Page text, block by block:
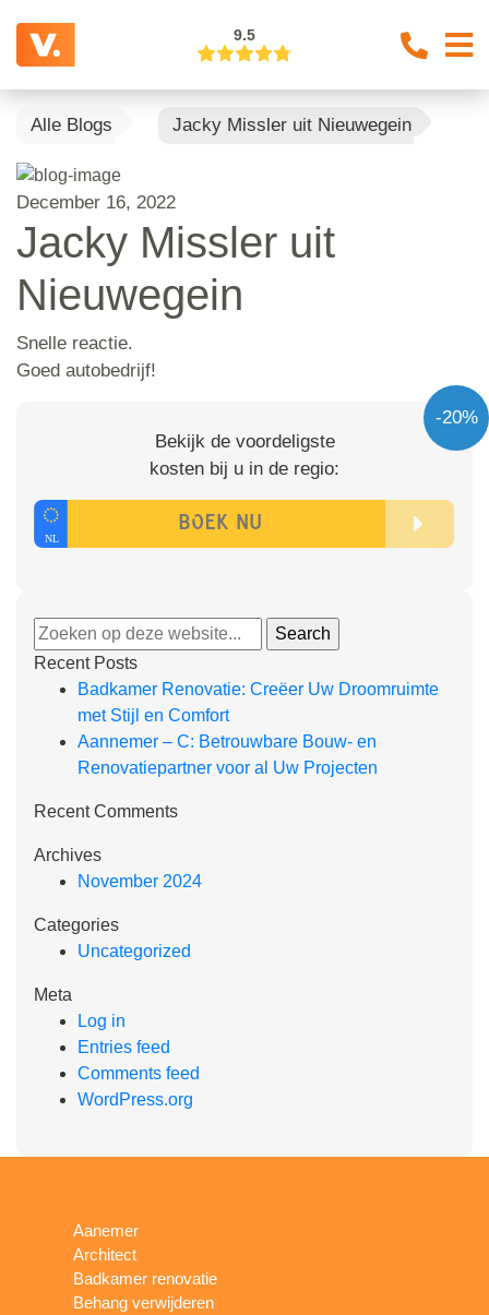
9.5
Alle Blogs Jacky Missler uit Nieuwegein
December 16, 2022
Jacky Missler uit
Nieuwegein
Snelle reactie.
Goed autobedrijf!
-20%
Bekijk de voordeligste
kosten bij u in de regio:
Recent Posts
Badkamer Renovatie: Creëer Uw Droomruimte
met Stijl en Comfort
Aannemer – C: Betrouwbare Bouw- en
Renovatiepartner voor al Uw Projecten
Recent Comments
Archives
November 2024
Categories
Uncategorized
Meta
Log in
Entries feed
Comments feed
WordPress.org
Aanemer
Architect
Badkamer renovatie
Behang verwijderen